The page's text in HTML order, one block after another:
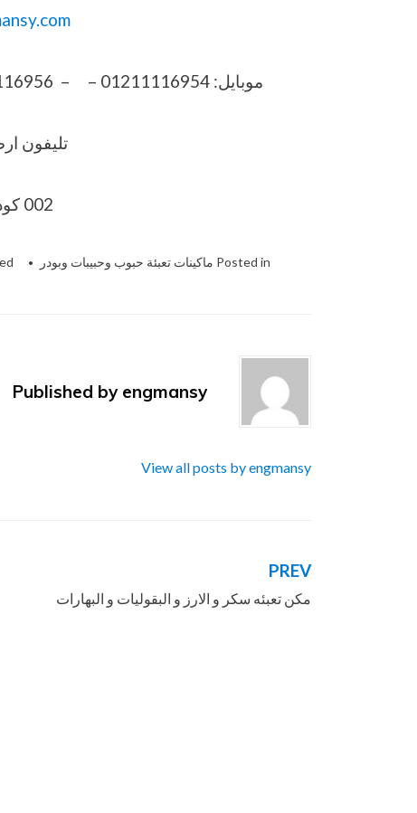
موبايل: 01211116954 – – 01211116956 – 01211116957 – 01211116958
تليفون ارضي
002 كود مصر قبل الرقم
Posted in ماكينات تعبئة حبوب وحبيبات وبودر
Published by engmansy
View all posts by engmansy
تصفّح
المقالات
PREV
مكن تعبئه سكر و الارز و البقوليات و البهارات